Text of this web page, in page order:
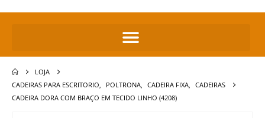
LOJA
CADEIRAS PARA ESCRITORIO
POLTRONA CADEIRA FIXA
CADEIRAS
CADEIRA DORA COM BRAÇO EM TECIDO LINHO (4208)